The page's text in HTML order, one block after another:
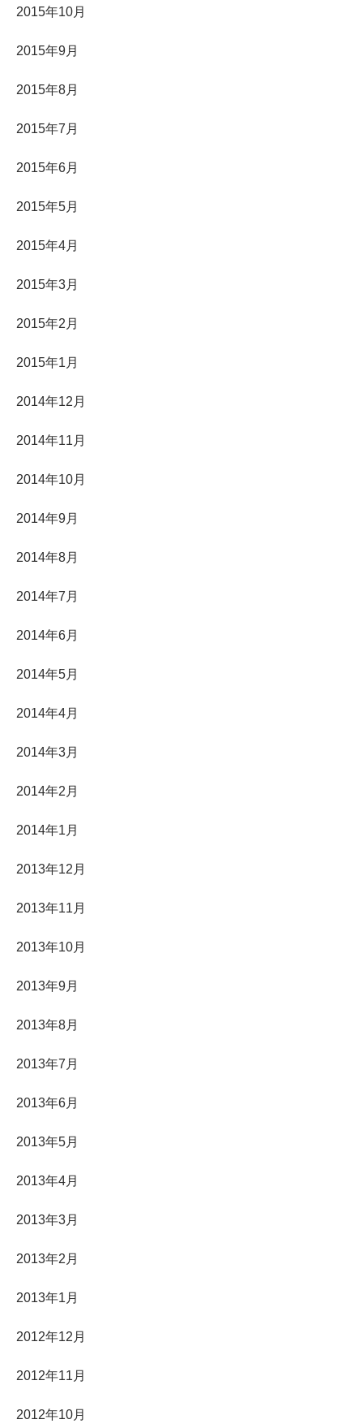
2015年10月
2015年9月
2015年8月
2015年7月
2015年6月
2015年5月
2015年4月
2015年3月
2015年2月
2015年1月
2014年12月
2014年11月
2014年10月
2014年9月
2014年8月
2014年7月
2014年6月
2014年5月
2014年4月
2014年3月
2014年2月
2014年1月
2013年12月
2013年11月
2013年10月
2013年9月
2013年8月
2013年7月
2013年6月
2013年5月
2013年4月
2013年3月
2013年2月
2013年1月
2012年12月
2012年11月
2012年10月